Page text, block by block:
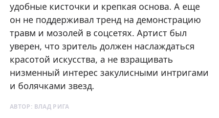
удобные кисточки и крепкая основа. А еще
он не поддерживал тренд на демонстрацию
травм и мозолей в соцсетях. Артист был
уверен, что зритель должен наслаждаться
красотой искусства, а не взращивать
низменный интерес закулисными интригами
и болячками звезд.
АВТОР: ВЛАД РИГА